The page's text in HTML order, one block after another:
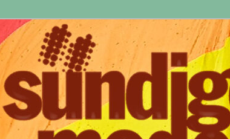
Frankfurt
Mode, Club- und Dark-Wear seit 2004